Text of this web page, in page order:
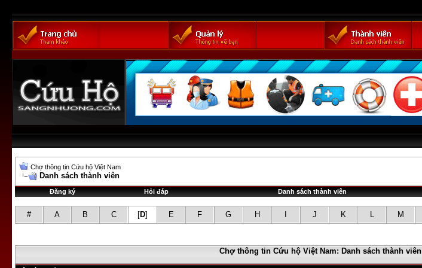
Chợ thông tin Cứu hộ Việt Nam
Danh sách thành viên
Đăng ký Hỏi đáp Danh sách thành viên
# A B C [D] E F G H J K L M
Chợ thông tin Cứu hộ Việt Nam: Danh sách thành viên